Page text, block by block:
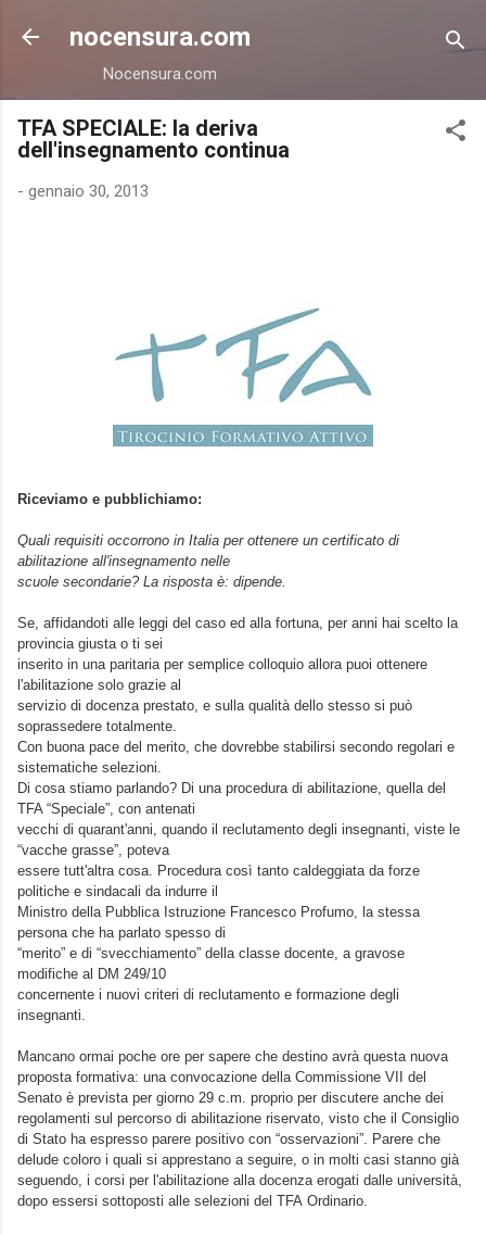
Passa ai contenuti principali
nocensura.com
Nocensura.com
TFA SPECIALE: la deriva
dell'insegnamento continua
- gennaio 30, 2013
Riceviamo e pubblichiamo:
Quali requisiti occorrono in Italia per ottenere un certificato di
abilitazione all'insegnamento nelle
scuole secondarie? La risposta è: dipende.
Se, affidandoti alle leggi del caso ed alla fortuna, per anni hai scelto la
provincia giusta o ti sei
inserito in una paritaria per semplice colloquio allora puoi ottenere
l'abilitazione solo grazie al
servizio di docenza prestato, e sulla qualità dello stesso si può
soprassedere totalmente.
Con buona pace del merito, che dovrebbe stabilirsi secondo regolari e
sistematiche selezioni.
Di cosa stiamo parlando? Di una procedura di abilitazione, quella del
TFA “Speciale”, con antenati
vecchi di quarant'anni, quando il reclutamento degli insegnanti, viste le
“vacche grasse”, poteva
essere tutt'altra cosa. Procedura così tanto caldeggiata da forze
politiche e sindacali da indurre il
Ministro della Pubblica Istruzione Francesco Profumo, la stessa
persona che ha parlato spesso di
“merito” e di “svecchiamento” della classe docente, a gravose
modifiche al DM 249/10
concernente i nuovi criteri di reclutamento e formazione degli
insegnanti.
Mancano ormai poche ore per sapere che destino avrà questa nuova
proposta formativa: una convocazione della Commissione VII del
Senato è prevista per giorno 29 c.m. proprio per discutere anche dei
regolamenti sul percorso di abilitazione riservato, visto che il Consiglio
di Stato ha espresso parere positivo con “osservazioni”. Parere che
delude coloro i quali si apprestano a seguire, o in molti casi stanno già
seguendo, i corsi per l'abilitazione alla docenza erogati dalle università,
dopo essersi sottoposti alle selezioni del TFA Ordinario.